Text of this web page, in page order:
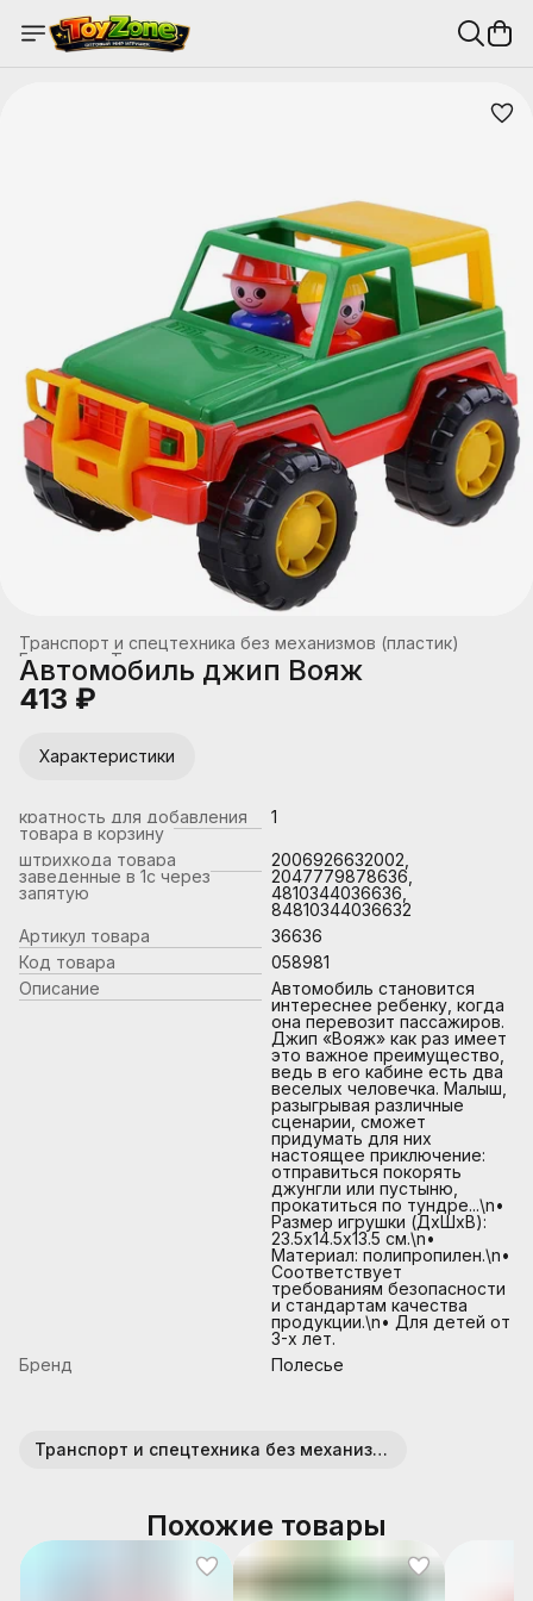
Транспорт и спецтехника без механизмов (пластик)
Транспорт
Главная
Автомобиль джип Вояж
413 ₽
Характеристики
кратность для добавления
товара в корзину
1
штрихкода товара
заведенные в 1с через
запятую
2006926632002,
2047779878636,
4810344036636,
84810344036632
Артикул товара
36636
Код товара
058981
Описание
Автомобиль становится
интереснее ребенку, когда
она перевозит пассажиров.
Джип «Вояж» как раз имеет
это важное преимущество,
ведь в его кабине есть два
веселых человечка. Малыш,
разыгрывая различные
сценарии, сможет
придумать для них
настоящее приключение:
отправиться покорять
джунгли или пустыню,
прокатиться по тундре...\n•
Размер игрушки (ДхШхВ):
23.5х14.5х13.5 см.\n•
Материал: полипропилен.\n•
Соответствует
требованиям безопасности
и стандартам качества
продукции.\n• Для детей от
3-х лет.
Бренд
Полесье
Транспорт и спецтехника без механизмов (пластик)
Похожие товары